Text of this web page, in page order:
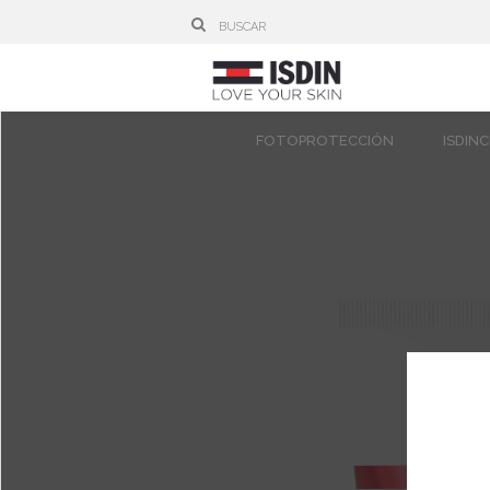
FOTOPROTECCIÓN